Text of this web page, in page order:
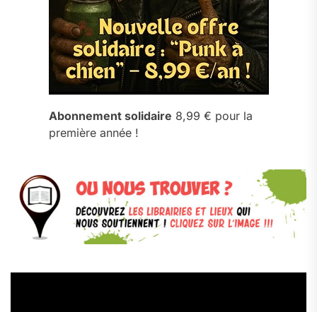
Abonnement solidaire 8,99 € pour la
première année !